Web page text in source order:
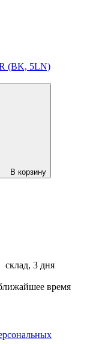
(BK, 5LN)
В корзину
склад, 3 дня
время